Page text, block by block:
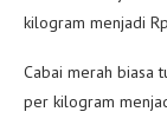
kilogram menjadi
Cabai merah biasa
per kilogram